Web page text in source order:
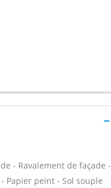
- Ravalement de façade -
Papier peint - Sol souple